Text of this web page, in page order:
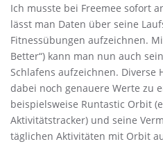
Ich musste bei Freemee sofort
lässt man Daten über seine
Fitnessübungen aufzeichnen.
Better“) kann man nun auch
Schlafens aufzeichnen. Diverse
dabei noch genauere Werte zu
beispielsweise Runtastic Orbit
Aktivitätstracker) und seine
täglichen Aktivitäten mit Orbit